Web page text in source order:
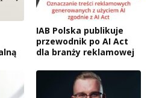
IAB Polska publikuje
przewodnik po AI Act
dla branży reklamowej